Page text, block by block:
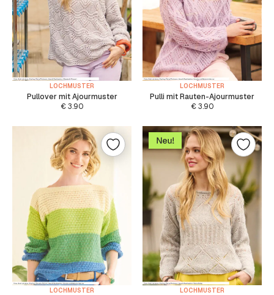
LOCHMUSTER
Pullover mit Ajourmuster
€3.90
LOCHMUSTER
Pulli mit Rauten-Ajourmuster
€3.90
LOCHMUSTER LOCHMUSTER